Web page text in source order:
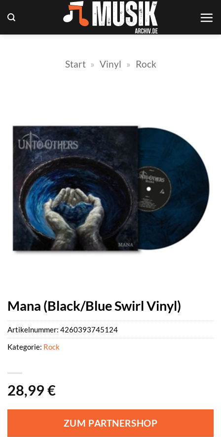
Inhalt
springen
Start » Vinyl » Rock
Mana (Black/Blue Swirl Vinyl)
28,99 €
ZUM PARTNERSHOP
Artikelnummer: 4260393745124
Kategorie: Rock